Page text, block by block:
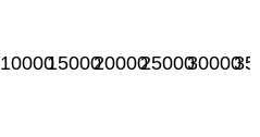
1000015000200002500030000